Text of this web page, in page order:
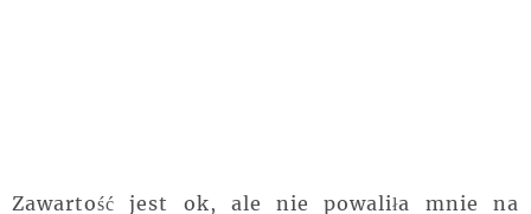
Zawartość jest ok, ale nie powaliła mnie na